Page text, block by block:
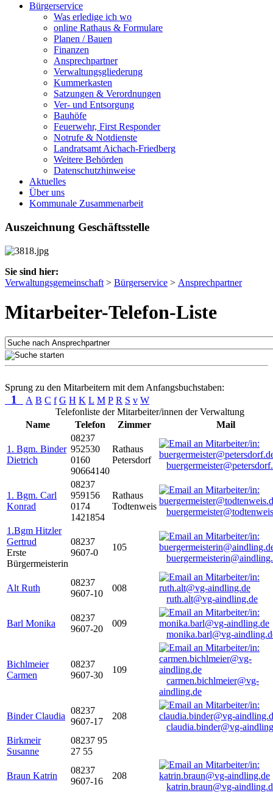
Bürgerservice
Was erledige ich wo
online Rathaus & Formulare
Planen / Bauen
Finanzen
Ansprechpartner
Verwaltungsgliederung
Kummerkasten
Satzungen & Verordnungen
Ver- und Entsorgung
Bauhöfe
Feuerwehr, First Responder
Notrufe & Notdienste
Landratsamt Aichach-Friedberg
Weitere Behörden
Datenschutzhinweise
Aktuelles
Über uns
Kommunale Zusammenarbeit
Auszeichnung Geschäftsstelle
Sie sind hier:
Verwaltungsgemeinschaft > Bürgerservice > Ansprechpartner
Mitarbeiter-Telefon-Liste
Sprung zu den Mitarbeitern mit dem Anfangsbuchstaben:
1 A B C f G H K L M P R S v W
Telefonliste der Mitarbeiter/innen der Verwaltung
Name
Telefon Zimmer Mail
1. Bgm. Binder
Dietrich
08237
952530
0160
90664140
Rathaus
Petersdorf
1. Bgm. Carl
Konrad
08237
959156
0174
1421854
Rathaus
Todtenweis
1.Bgm Hitzler
Gertrud
Erste
Bürgermeisterin
08237
9607-0
105
Alt Ruth
08237
9607-10
008
ruth.alt@vg-aindling.de
Barl Monika
08237
9607-20
009
monika.barl@vg-
Bichlmeier
Carmen
08237
9607-30
109
carmen.bichlmeier@vg-
aindling.de
Binder Claudia
08237
9607-17
208
claudia.binder@vg-
Birkmeir
Susanne
08237 95
27 55
Braun Katrin
08237
9607-16
208
katrin.braun@vg-